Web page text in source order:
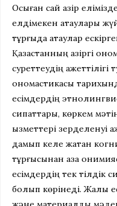
Осыған сай қазір
елдімекен атаулары
тұрғыда атаулар
Қазақстанның қазіргі
суреттеудің
ономастикасы
есімдердің
сипаттары, көркем
қызметтері зерделенуі
дамып келе жатқан
тұрғысынан қазақ
есімдердің тек тілдік
болып көрінеді. Жалқы